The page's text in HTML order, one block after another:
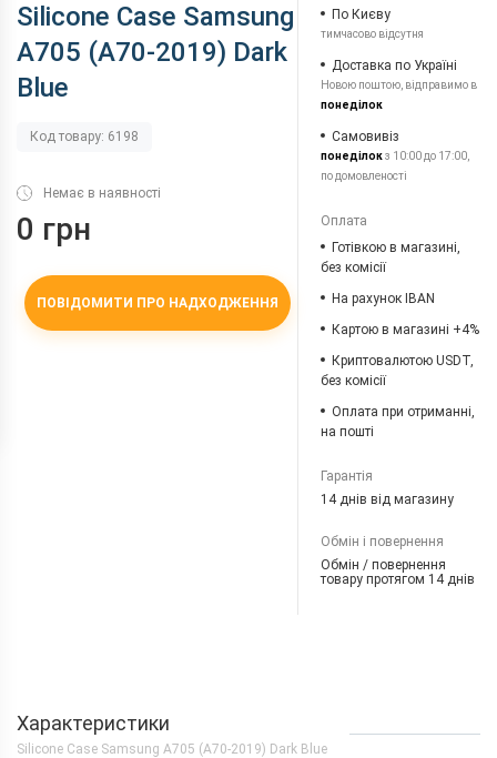
Silicone Case Samsung
A705 (A70-2019) Dark
Blue
Код товару: 6198
Немає в наявності
0 грн
ПОВІДОМИТИ ПРО НАДХОДЖЕННЯ
По Києву
тимчасово відсутня
Доставка по Україні
Новою поштою, відправимо в
понеділок
Самовивіз
понеділокз 10:00 до 17:00,
по домовленості
Оплата
Готівкою в магазині,
без комісії
На рахунок IBAN
Картою в магазині +4%
Криптовалютою USDT,
без комісії
Оплата при отриманні,
на пошті
Гарантія
14 днів від магазину
Обмін і повернення
Обмін / повернення
товару протягом 14 днів
Характеристики
Silicone Case Samsung A705 (A70-2019) Dark Blue